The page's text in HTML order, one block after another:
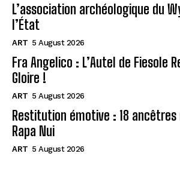
L’association archéologique du
l’État
ART 5 August 2026
Fra Angelico : L’Autel de Fiesole
Gloire !
ART 5 August 2026
Restitution émotive : 18 ancêtres
Rapa Nui
ART 5 August 2026